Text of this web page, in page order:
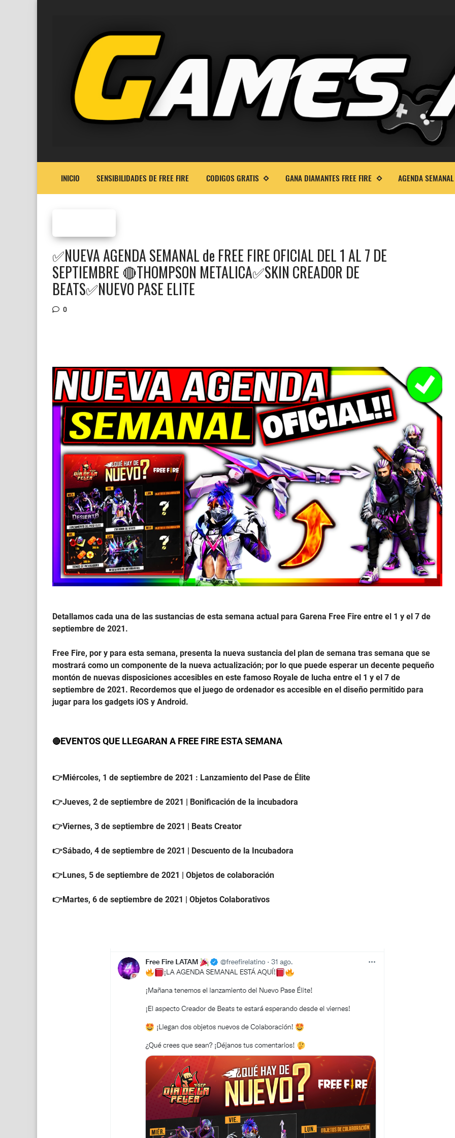
INICIO SENSIBILIDADES DE FREE FIRE CODIGOS GRATIS GANA DIAMANTES FREE FIRE AGENDA
✅NUEVA AGENDA SEMANAL de FREE FIRE OFICIAL DEL 1 AL 7 DE
SEPTIEMBRE 🔴THOMPSON METALICA✅SKIN CREADOR DE
BEATS✅NUEVO PASE ELITE
0
Detallamos cada una de las sustancias de esta semana actual para Garena Free Fire entre el 1 y el 7 de
septiembre de 2021.
Free Fire, por y para esta semana, presenta la nueva sustancia del plan de semana tras semana que se
mostrará como un componente de la nueva actualización; por lo que puede esperar un decente pequeño
montón de nuevas disposiciones accesibles en este famoso Royale de lucha entre el 1 y el 7 de
septiembre de 2021. Recordemos que el juego de ordenador es accesible en el diseño permitido para
jugar para los gadgets iOS y Android.
🔴EVENTOS QUE LLEGARAN A FREE FIRE ESTA SEMANA
👉Miércoles, 1 de septiembre de 2021 : Lanzamiento del Pase de Élite
👉Jueves, 2 de septiembre de 2021 | Bonificación de la incubadora
👉Viernes, 3 de septiembre de 2021 | Beats Creator
👉Sábado, 4 de septiembre de 2021 | Descuento de la Incubadora
👉Lunes, 5 de septiembre de 2021 | Objetos de colaboración
👉Martes, 6 de septiembre de 2021 | Objetos Colaborativos